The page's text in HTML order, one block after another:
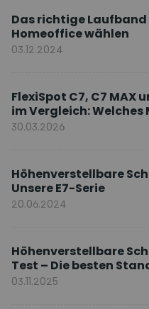
Das richtige
Homeoffice wählen
03.12.2024
FlexiSpot C7, C7 MAX
im Vergleich: Welches
Ihnen?
30.03.2026
Höhenverstellbare
Unsere E7-Serie
20.06.2024
Höhenverstellbare
Test – Die besten
Vergleich
03.11.2025